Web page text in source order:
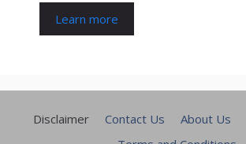
Learn more
Disclaimer Contact Us About Us